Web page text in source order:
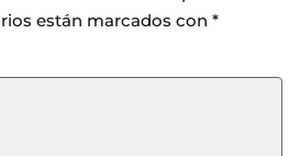
están marcados con *